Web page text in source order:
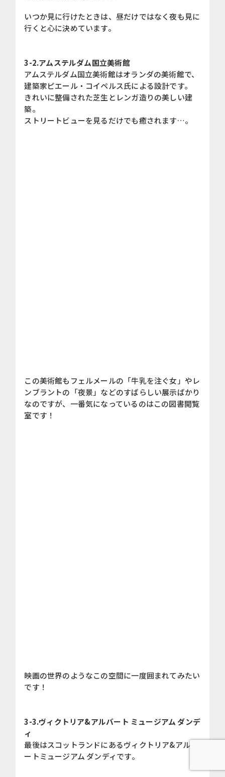
いつか見に行けたときは、昼だけではなく夜も見に
行くと心に決めています。
3-2.アムステルダム国立美術館
アムステルダム国立美術館はオランダの美術館で、
建築家ピエール・コイペルス氏による設計です。
きれいに整備された芝生とレンガ造りの美しい建
築。
ストリートビューを見るだけでも癒されます…。
この美術館もフェルメールの「牛乳を注ぐ女」やレ
ンブラントの「夜景」などのすばらしい展示ばかり
なのですが、一番気になっているのはこの図書閲覧
室です！
映画の世界のようなこの空間に一度囲まれてみたい
です！
3-3.ヴィクトリア&アルバート ミュージアム ダンデ
ィ
最後はスコットランドにあるヴィクトリア&アルバ
ートミュージアム ダンディです。